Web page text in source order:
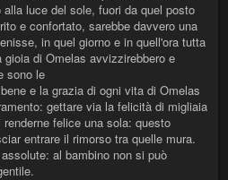
luce del sole, fuori da quel posto
e confortato, sarebbe davvero una
in quel giorno e in quell'ora tutta
di Omelas avvizzirebbero e
sono le
e la grazia di ogni vita di Omelas
gettare via la felicità di migliaia
felice una sola: questo
entrare il rimorso tra quelle mura.
al bambino non si può